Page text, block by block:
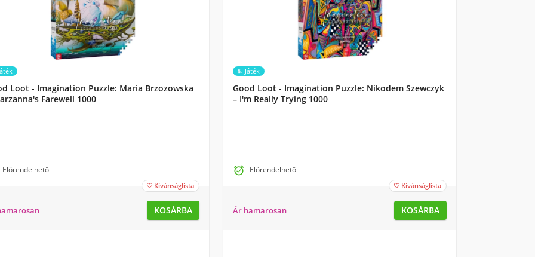
Loot - Imagination Puzzle: Maria Brzozowska
Farewell 1000
Előrendelhető
 Kívánságlista
KOSÁRBA
Játék
Good Loot - Imagination Puzzle: Nikodem Szewczyk
– I'm Really Trying 1000
 Előrendelhető
 Kívánságlista
Ár hamarosan KOSÁRBA